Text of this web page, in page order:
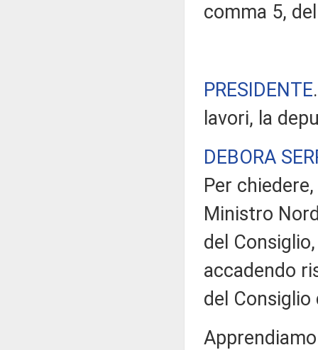
comma 5,
PRESIDENTE
lavori, la
DEBORA
Per
Ministro
del
accadendo
del